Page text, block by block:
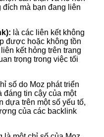
đích mà bạn đang liên
là các liên kết không
được hoặc không tồn
kết hỏng trên trang
trọng trong việc tối
số do Moz phát triển
đáng tin cậy của một
dựa trên một số yếu tố,
của các backlink